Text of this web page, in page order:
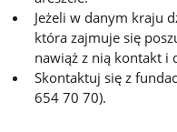
Jeżeli w danym kraju
która zajmuje się
nawiąż z nią kontakt i
Skontaktuj się z
654 70 70).